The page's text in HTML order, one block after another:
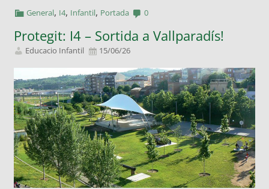
General, I4, Infantil, Portada 0
Protegit: I4 – Sortida a Vallparadís!
Educacio Infantil 15/06/26